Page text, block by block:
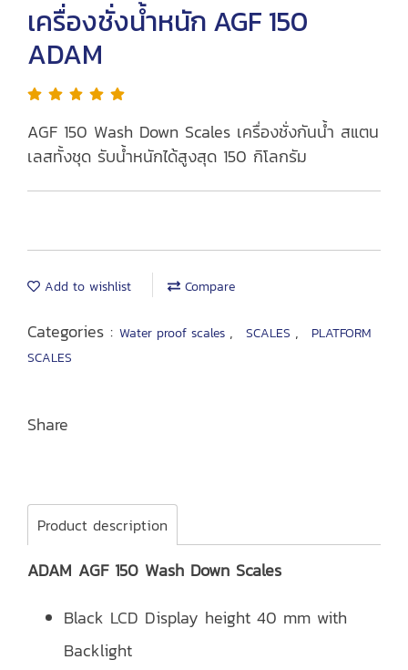
เครื่องชั่งน้ำหนัก AGF 150
ADAM
AGF 150 Wash Down Scales เครื่องชั่งกันน้ำ สแตน
เลสทั้งชุด รับน้ำหนักได้สูงสุด 150 กิโลกรัม
Add to wishlist Compare
Categories : Water proof scales , SCALES ,
PLATFORM
SCALES
Share
Product description
ADAM AGF 150 Wash Down Scales
Black LCD Display height 40 mm with
Backlight